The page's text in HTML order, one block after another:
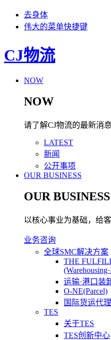
去身体
伟大的菜单快捷键
CJ物流
NOW
NOW
请了解CJ物流的最新消息
LATEST
新闻
公开事项
OUR BUSINESS
OUR BUSINESS
以核心事业为基础，给
业务咨询
全球SMC解决方案
THE
运输·港口装
O-NE(Parcel)
国际货运代理
TES
关于TES
TES创新中心